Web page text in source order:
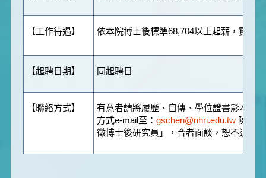
【工作待遇】 依本院博士後標準68,704以上起薪，實際
【起聘日期】 同起聘日
【聯絡方式】
有意者請將履歷、自傳、學位證書影本、
方式e-mail至： gschen@nhri.edu.tw陳博士
徵博士後研究員」，合者面談，恕不退件。